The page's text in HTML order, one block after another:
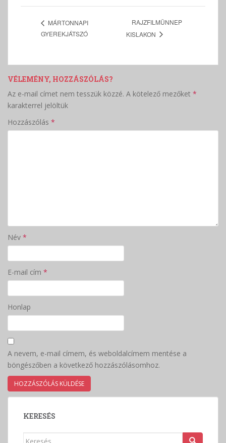
MÁRTONNAPI
GYEREKJÁTSZÓ
RAJZFILMÜNNEP
KISLAKON
VÉLEMÉNY, HOZZÁSZÓLÁS?
Az e-mail címet nem tesszük közzé. A kötelező mezőket *
karakterrel jelöltük
Hozzászólás *
Név *
E-mail cím *
Honlap
A nevem, e-mail címem, és weboldalcímem mentése a
böngészőben a következő hozzászólásomhoz.
KERESÉS
Keresés: